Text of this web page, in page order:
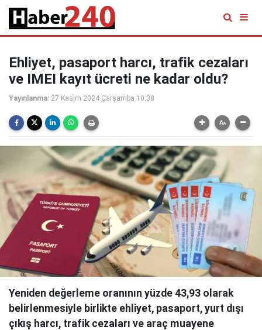
Ehliyet, pasaport harcı, trafik cezaları
ve IMEI kayıt ücreti ne kadar oldu?
Yayınlanma: 27 Kasım 2024 Çarşamba 10:38
Yeniden değerleme oranının yüzde 43,93 olarak
belirlenmesiyle birlikte ehliyet, pasaport, yurt dışı
çıkış harcı, trafik cezaları ve araç muayene